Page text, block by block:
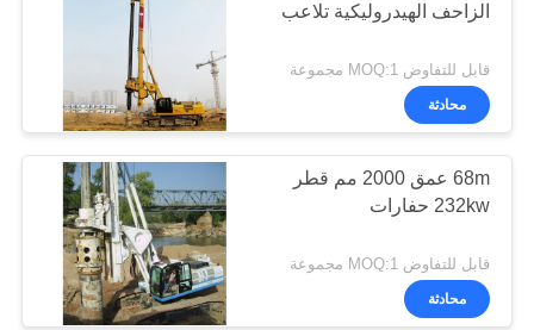
الزاحف الهيدروليكية تلاعب
قابل للتفاوض MOQ:1 مجموعة
محادثة
68m عمق 2000 مم قطر
232kw حفارات
قابل للتفاوض MOQ:1 مجموعة
محادثة